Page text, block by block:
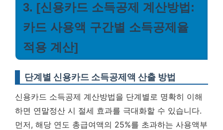
3. [신용카드 소득공제 계산방법:
카드 사용액 구간별 소득공제율
적용 계산]
단계별 신용카드 소득공제액 산출 방법
신용카드 소득공제 계산방법을 단계별로 명확히 이해
하면 연말정산 시 절세 효과를 극대화할 수 있습니다.
먼저, 해당 연도 총급여액의 25%를 초과하는 사용액부